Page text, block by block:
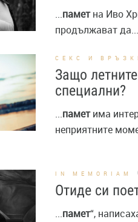
...паметна Иво
продължават да...
СЕКС И
Защо
специални?
...паметима
неприятните
IN MEMORIAM
Отиде си
...памет“,